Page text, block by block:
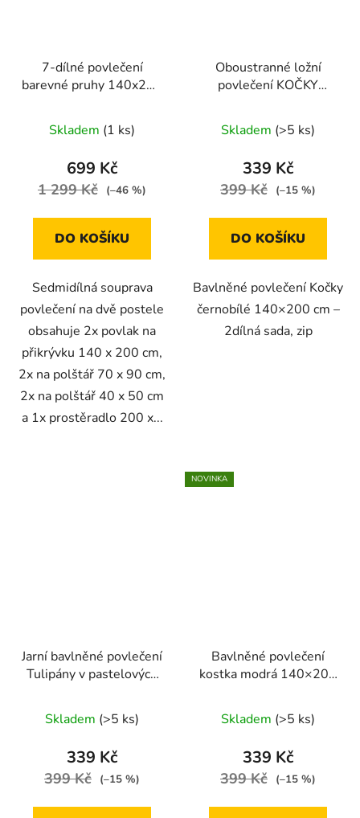
7-dílné povlečení
barevné pruhy 140x200
Skladem (1 ks)
699 Kč
1 299 Kč (–46 %)
DO KOŠÍKU
Sedmidílná souprava
povlečení na dvě postele
obsahuje 2x povlak na
přikrývku 140 x 200 cm,
2x na polštář 70 x 90 cm,
2x na polštář 40 x 50 cm
a 1x prostěradlo 200 x...
Oboustranné ložní
povlečení KOČKY
cm / 70 × 90 cm
Skladem (>5 ks)
339 Kč
399 Kč (–15 %)
DO KOŠÍKU
Bavlněné povlečení Kočky
černobílé 140×200 cm –
2dílná sada, zip
Jarní bavlněné povlečení
Tulipány v pastelových
70 × 90 cm
Skladem (>5 ks)
339 Kč
399 Kč (–15 %)
NOVINKA
Bavlněné povlečení
kostka modrá 140×200
Skladem (>5 ks)
339 Kč
399 Kč (–15 %)